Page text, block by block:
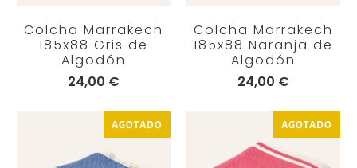
Colcha Marrakech
185x88 Gris de
Algodón
24,00 €
Colcha Marrakech
185x88 Naranja de
Algodón
24,00 €
AGOTADO AGOTADO